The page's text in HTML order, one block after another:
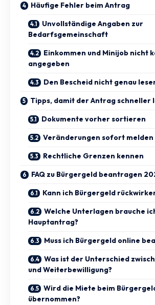
Häufige Fehler beim Antrag
Unvollständige Angaben zur
Bedarfsgemeinschaft
Einkommen und Minijob nicht
angegeben
Den Bescheid nicht genau
Tipps, damit der Antrag schneller
Dokumente vorher sortieren
Veränderungen sofort melden
Rechtliche Grenzen kennen
FAQ zu Bürgergeld beantragen
Kann ich Bürgergeld
Welche Unterlagen brauche
Hauptantrag?
Muss ich Bürgergeld online
Was ist der Unterschied
und Weiterbewilligung?
Wird die Miete beim
übernommen?